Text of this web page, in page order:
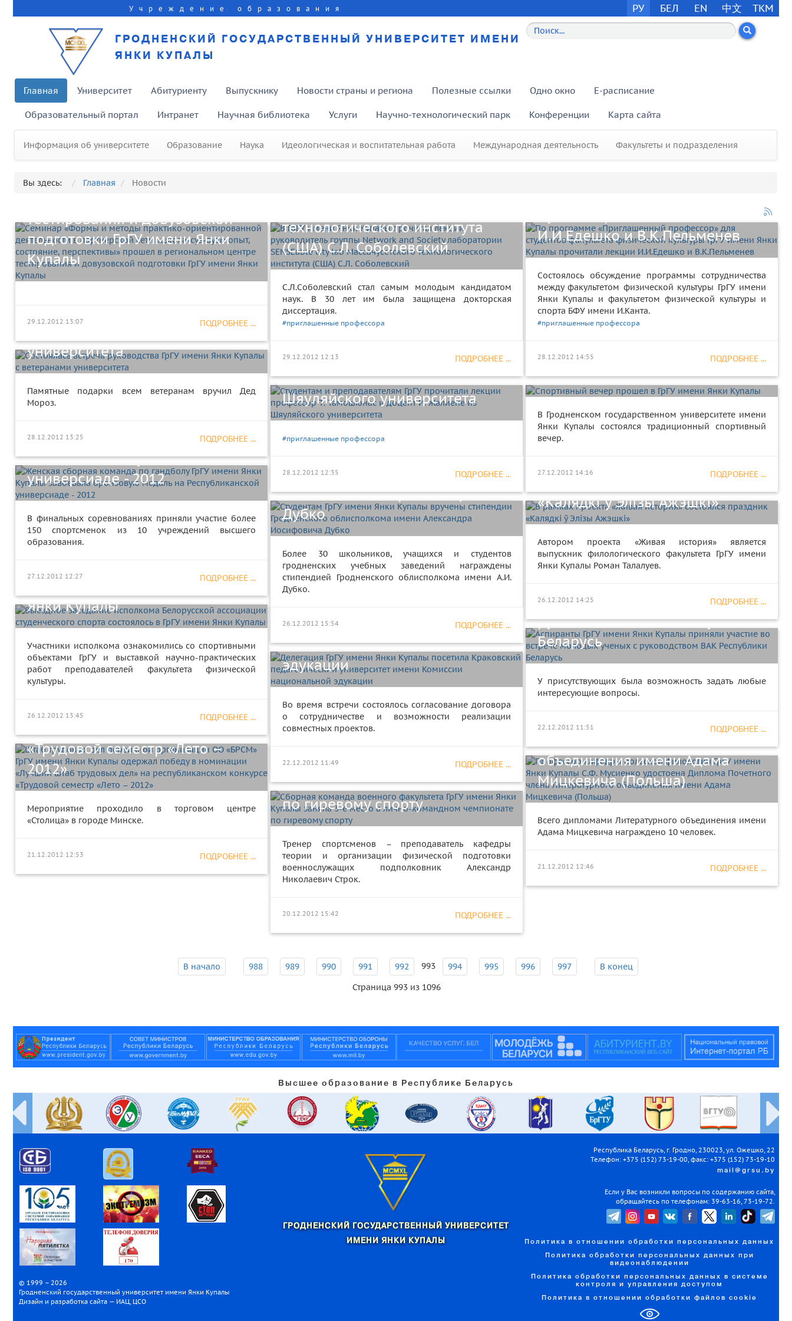
Учреждение образования РУ БЕЛ EN 中文 TKM
ГРОДНЕНСКИЙ ГОСУДАРСТВЕННЫЙ УНИВЕРСИТЕТ ИМЕНИ
ЯНКИ КУПАЛЫ
Главная Университет Абитуриенту Выпускнику Новости страны и региона Полезные ссылки Одно окно E-расписание
Образовательный портал Интранет Научная библиотека Услуги Научно-технологический парк Конференции Карта сайта
Информация об университете Образование Наука Идеологическая и воспитательная работа Международная деятельность Факультеты и подразделения
Вы здесь: Главная Новости
Семинар «Формы и методы
практико-ориентированной
деятельности в партнерской
сети «школа-суз-вуз»: опыт,
состояние, перспективы»
тестирования и довузовской
подготовки ГрГУ имени Янки
Купалы
ПОДРОБНЕЕ ...
29.12.2012 13:07
В ГрГУ имени Янки Купалы
прочитал лекции руководитель
технологического института
(США) С.Л. Соболевский
С.Л.Соболевский стал самым молодым кандидатом
наук. В 30 лет им была защищена докторская
диссертация.
#приглашенные профессора
ПОДРОБНЕЕ ...
29.12.2012 12:13
профессор» для студентов
И.И.Едешко и В.К.Пельменев
Состоялось обсуждение программы сотрудничества
между факультетом физической культуры ГрГУ имени
Янки Купалы и факультетом физической культуры и
спорта БФУ имени И.Канта.
#приглашенные профессора
ПОДРОБНЕЕ ...
28.12.2012 14:55
университета
Памятные подарки всем ветеранам вручил Дед
Мороз.
ПОДРОБНЕЕ ...
28.12.2012 13:25
Студентам и преподавателям
профессор Т. Тамошюнас и
доцент И. Жалиене из
Шяуляйского университета
#приглашенные профессора
ПОДРОБНЕЕ ...
28.12.2012 12:35
Спортивный вечер прошел в
ГрГУ имени Янки Купалы
В Гродненском государственном университете имени
Янки Купалы состоялся традиционный спортивный
вечер.
ПОДРОБНЕЕ ...
27.12.2012 14:16
Женская сборная команда по
Купалы завоевала бронзовую
медаль на Республиканской
универсиаде - 2012
В финальных соревнованиях приняли участие более
150 спортсменок из 10 учреждений высшего
образования.
ПОДРОБНЕЕ ...
27.12.2012 12:27
Студентам ГрГУ имени Янки
Гродненского облисполкома
имени Александра Иосифовича
Дубко
Более 30 школьников, учащихся и студентов
гродненских учебных заведений награждены
стипендией Гродненского облисполкома имени А.И.
Дубко.
ПОДРОБНЕЕ ...
26.12.2012 15:54
история» состоялся праздник
«Калядкі ў Элізы Ажэшкі»
Автором проекта «Живая история» является
выпускник филологического факультета ГрГУ имени
Янки Купалы Роман Талалуев.
ПОДРОБНЕЕ ...
26.12.2012 14:25
Выездное заседание
исполкома Белорусской
спорта состоялось в ГрГУ имени
Янки Купалы
Участники исполкома ознакомились со спортивными
объектами ГрГУ и выставкой научно-практических
работ преподавателей факультета физической
культуры.
ПОДРОБНЕЕ ...
26.12.2012 13:45
Аспиранты ГрГУ имени Янки
встрече молодых ученых с
руководством ВАК Республики
Беларусь
У присутствующих была возможность задать любые
интересующие вопросы.
ПОДРОБНЕЕ ...
22.12.2012 11:51
Делегация ГрГУ имени Янки
педагогический университет
имени Комиссии национальной
эдукации
Во время встречи состоялось согласование договора
о сотрудничестве и возможности реализации
совместных проектов.
ПОДРОБНЕЕ ...
22.12.2012 11:49
Штаб трудовых дел первичной
организации ОО «БРСМ» ГрГУ
имени Янки Купалы одержал
победу в номинации «Лучший
штаб трудовых дел» на
«Трудовой семестр «Лето –
2012»
Мероприятие проходило в торговом центре
«Столица» в городе Минске.
ПОДРОБНЕЕ ...
21.12.2012 12:53
Профессор кафедры польской
филологии ГрГУ имени Янки
Купалы С.Ф. Мусиенко
удостоена Диплома Почетного
объединения имени Адама
Мицкевича (Польша)
Всего дипломами Литературного объединения имени
Адама Мицкевича награждено 10 человек.
ПОДРОБНЕЕ ...
21.12.2012 12:46
Сборная команда военного
Купалы заняла 3-е место в
лично-командном чемпионате
по гиревому спорту
Тренер спортсменов – преподаватель кафедры
теории и организации физической подготовки
военнослужащих подполковник Александр
Николаевич Строк.
ПОДРОБНЕЕ ...
20.12.2012 15:42
В начало 988 989 990 991 992 993 994 995 996 997
В конец
Страница 993 из 1096
Высшее образование в Республике Беларусь
© 1999 – 2026
Гродненский государственный университет имени Янки Купалы
Дизайн и разработка сайта — ИАЦ, ЦСО
ГРОДНЕНСКИЙ ГОСУДАРСТВЕННЫЙ УНИВЕРСИТЕТ
ИМЕНИ ЯНКИ КУПАЛЫ
Республика Беларусь, г. Гродно, 230023, ул. Ожешко, 22
Телефон: +375 (152) 73-19-00, факс: +375 (152) 73-19-10
mail@grsu.by
Если у Вас возникли вопросы по содержанию сайта,
обращайтесь по телефонам: 39-63-16, 73-19-72.
Политика в отношении обработки персональных данных
Политика обработки персональных данных при
видеонаблюдении
Политика обработки персональных данных в системе
контроля и управления доступом
Политика в отношении обработки файлов cookie